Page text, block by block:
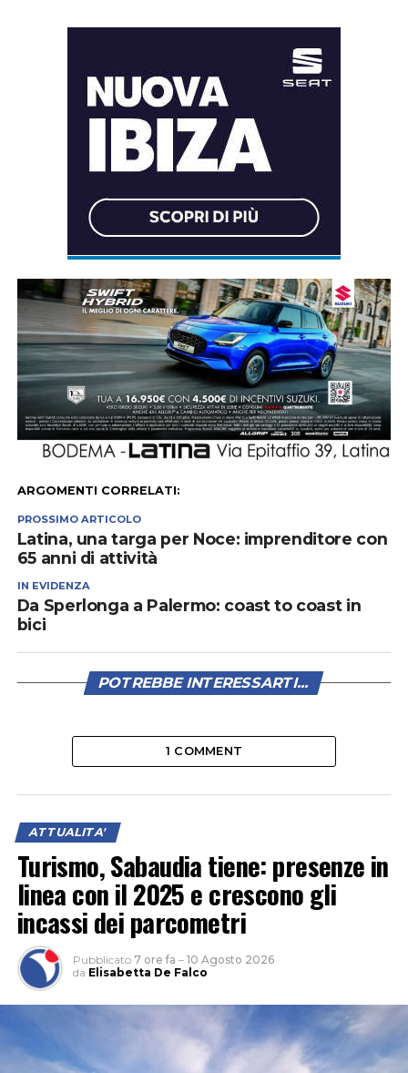
ARGOMENTI CORRELATI:
PROSSIMO ARTICOLO
Latina, una targa per Noce: imprenditore con
65 anni di attività
IN EVIDENZA
Da Sperlonga a Palermo: coast to coast in
bici
POTREBBE INTERESSARTI...
1 COMMENT
ATTUALITA'
Turismo, Sabaudia tiene: presenze in
linea con il 2025 e crescono gli
incassi dei parcometri
Pubblicato 7 ore fa – 10 Agosto 2026
da Elisabetta De Falco